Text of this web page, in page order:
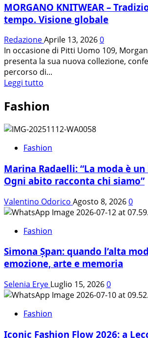
MORGANO KNITWEAR –
tempo. Visione globale
RedazioneAprile 13, 20260
In occasione di Pitti Uomo 109,
presenta la sua nuova collezione,
percorso di...
Leggi tutto
più
MORGANO
–
senza
tempo.
globale
Fashion
Fashion
Marina Radaelli: “La moda è
Ogni abito racconta chi siamo”
Valentino Odorico Agosto 8, 20260
Fashion
Simona Șpan: quando l’alta
emozione, arte e memoria
Selenia Erye Luglio 15, 20260
Fashion
Iconic Fashion Flow 2026: a